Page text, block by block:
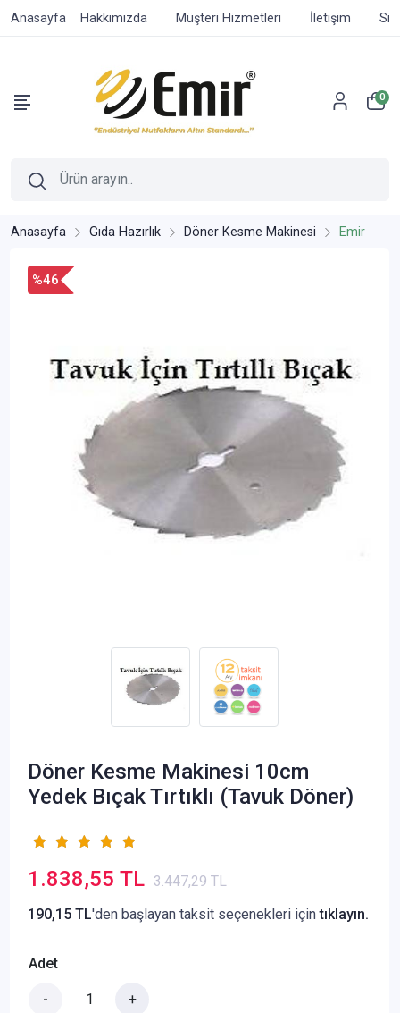
Anasayfa Hakkımızda Müşteri Hizmetleri İletişim
0
Anasayfa Gıda Hazırlık Döner Kesme Makinesi Emir
%46
Döner Kesme Makinesi 10cm
Yedek Bıçak Tırtıklı (Tavuk Döner)
1.838,55 TL 3.447,29 TL
190,15 TL'den başlayan taksit seçenekleri içintıklayın.
Adet
- +